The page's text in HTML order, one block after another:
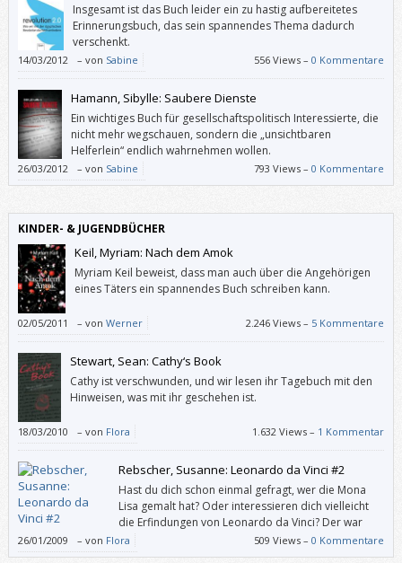
Insgesamt ist das Buch leider ein zu hastig aufbereitetes
Erinnerungsbuch, das sein spannendes Thema dadurch
verschenkt.
14/03/2012 – von Sabine 556 Views –0 Kommentare
Hamann, Sibylle: Saubere Dienste
Ein wichtiges Buch für gesellschaftspolitisch Interessierte, die
nicht mehr wegschauen, sondern die „unsichtbaren
Helferlein“ endlich wahrnehmen wollen.
26/03/2012 – von Sabine 793 Views –0 Kommentare
KINDER- & JUGENDBÜCHER
Keil, Myriam: Nach dem Amok
Myriam Keil beweist, dass man auch über die Angehörigen
eines Täters ein spannendes Buch schreiben kann.
02/05/2011 – von Werner 2.246 Views – 5 Kommentare
Stewart, Sean: Cathy‘s Book
Cathy ist verschwunden, und wir lesen ihr Tagebuch mit den
Hinweisen, was mit ihr geschehen ist.
18/03/2010 – von Flora 1.632 Views – 1 Kommentar
Rebscher, Susanne: Leonardo da Vinci #2
Hast du dich schon einmal gefragt, wer die Mona
Lisa gemalt hat? Oder interessieren dich vielleicht
die Erfindungen von Leonardo da Vinci? Der war
nämlich nicht nur Maler, sondern auch Bildhauer
und Forscher und Architekt und Ingenieur und hat Waffen, aber auch
26/01/2009 – von Flora 509 Views –0 Kommentare